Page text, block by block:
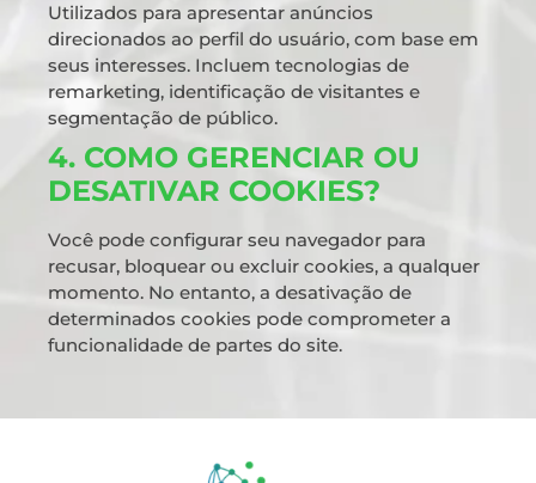
Utilizados para apresentar anúncios
direcionados ao perfil do usuário, com base em
seus interesses. Incluem tecnologias de
remarketing, identificação de visitantes e
segmentação de público.
4. COMO GERENCIAR OU
DESATIVAR COOKIES?
Você pode configurar seu navegador para
recusar, bloquear ou excluir cookies, a qualquer
momento. No entanto, a desativação de
determinados cookies pode comprometer a
funcionalidade de partes do site.